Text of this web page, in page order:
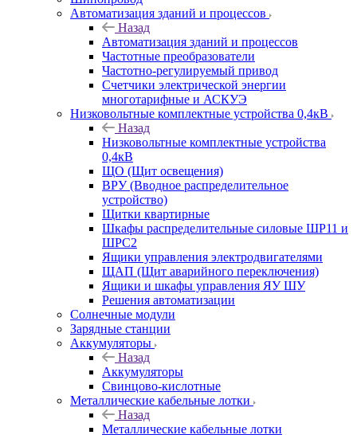
Автоматизация зданий и процессов
Назад
Автоматизация зданий и процессов
Частотные преобразователи
Частотно-регулируемый привод
Счетчики электрической энергии
многотарифные и АСКУЭ
Низковольтные комплектные устройства 0,4кВ
Назад
Низковольтные комплектные устройства
0,4кВ
ЩО (Щит освещения)
ВРУ (Вводное распределительное
устройство)
Щитки квартирные
Шкафы распределительные силовые ШР11 и
ШРС2
Ящики управления электродвигателями
ЩАП (Щит аварийного переключения)
Ящики и шкафы управления ЯУ ШУ
Решения автоматизации
Солнечные модули
Зарядные станции
Аккумуляторы
Назад
Аккумуляторы
Свинцово-кислотные
Металлические кабельные лотки
Назад
Металлические кабельные лотки